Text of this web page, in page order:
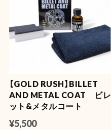
【GOLD RUSH】BILLET
AND METAL COAT ビレ
ット&メタルコート
¥5,500